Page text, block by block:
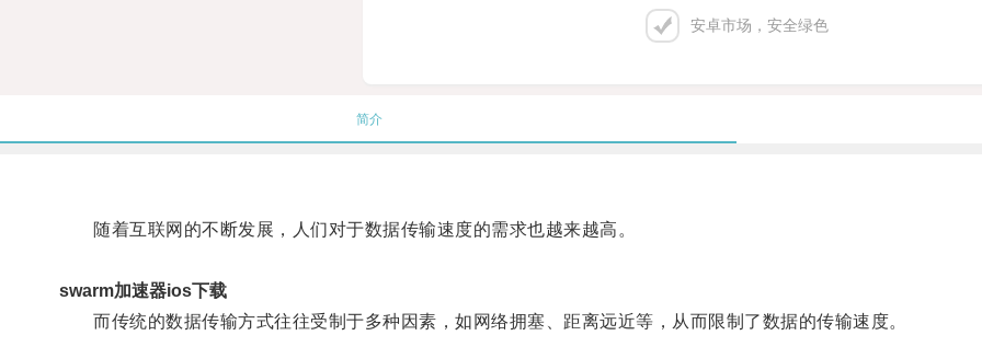
安卓市场，安全绿色
简介
随着互联网的不断发展，人们对于数据传输速度的需求也越来越高。
swarm加速器ios下载
而传统的数据传输方式往往受制于多种因素，如网络拥塞、距离远近等，从而限制了数据的传输速度。